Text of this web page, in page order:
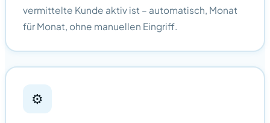
vermittelte Kunde aktiv ist – automatisch, Monat
für Monat, ohne manuellen Eingriff.
⚙️